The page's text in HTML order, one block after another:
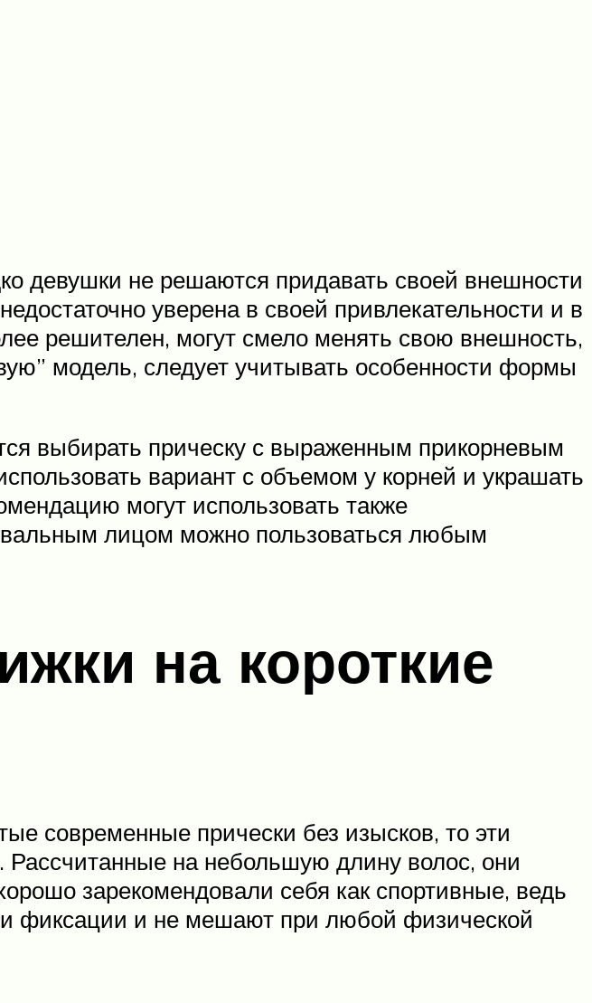
девушки не решаются придавать своей внешности
уверена в своей привлекательности и в
решителен, могут смело менять свою внешность,
модель, следует учитывать особенности формы
выбирать прическу с выраженным прикорневым
вариант с объемом у корней и украшать
могут использовать также
лицом можно пользоваться любым
на короткие
современные прически без изысков, то эти
на небольшую длину волос, они
зарекомендовали себя как спортивные, ведь
фиксации и не мешают при любой физической